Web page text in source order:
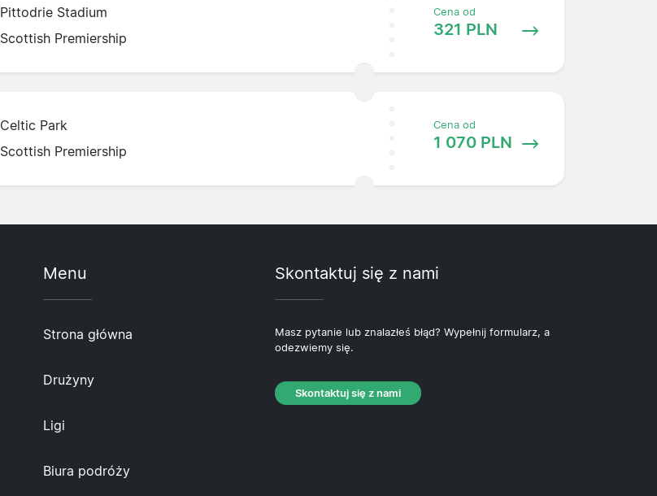
Pittodrie Stadium
Scottish Premiership
Cena od
321 PLN
Celtic Park
Scottish Premiership
Cena od
1 070 PLN
Menu
Strona główna
Drużyny
Ligi
Biura podróży
Skontaktuj się z nami
Masz pytanie lub znalazłeś błąd? Wypełnij formularz, a
odezwiemy się.
Skontaktuj się z nami